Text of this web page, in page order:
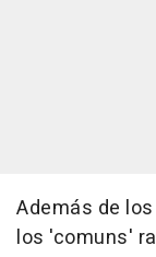
Además de
los 'comuns'